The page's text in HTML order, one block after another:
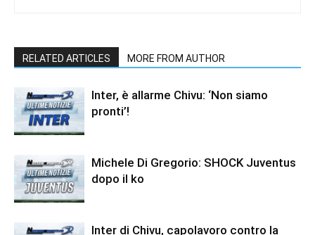
RELATED ARTICLES MORE FROM AUTHOR
Inter, è allarme Chivu: ‘Non siamo
pronti’!
Michele Di Gregorio: SHOCK Juventus
dopo il ko
Inter di Chivu, capolavoro contro la